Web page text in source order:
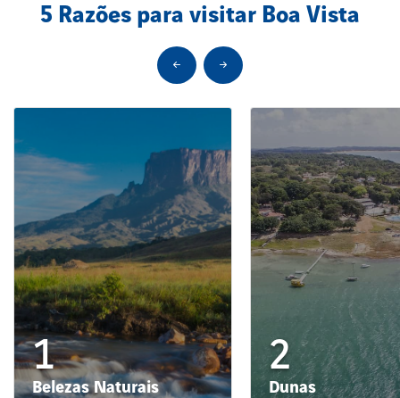
5 Razões para visitar Boa Vista
1
Belezas Naturais
2
Dunas